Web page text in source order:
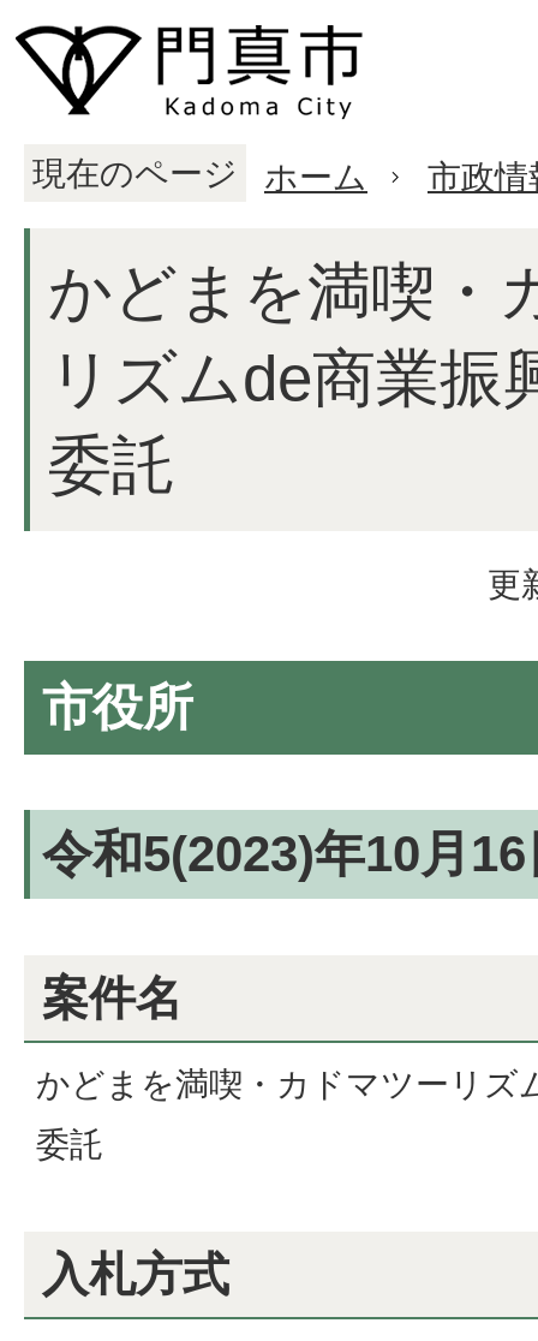
現在のページ ホーム 市政情
かどまを満喫・
リズムde商業振
委託
更
市役所
令和5(2023)年10月
案件名
かどまを満喫・カドマツーリズ
委託
入札方式